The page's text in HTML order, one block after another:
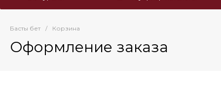
Басты бет / Корзина
Оформление заказа